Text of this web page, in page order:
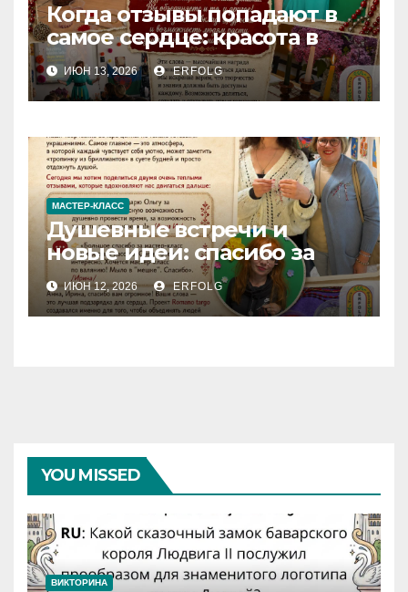
Когда отзывы попадают в
самое сердце: красота в
деталях и сила в делах!
ИЮН 13, 2026 ERFOLG
МАСТЕР-КЛАСС
Душевные встречи и
новые идеи: спасибо за
вашу теплоту!
ИЮН 12, 2026 ERFOLG
YOU MISSED
ВИКТОРИНА